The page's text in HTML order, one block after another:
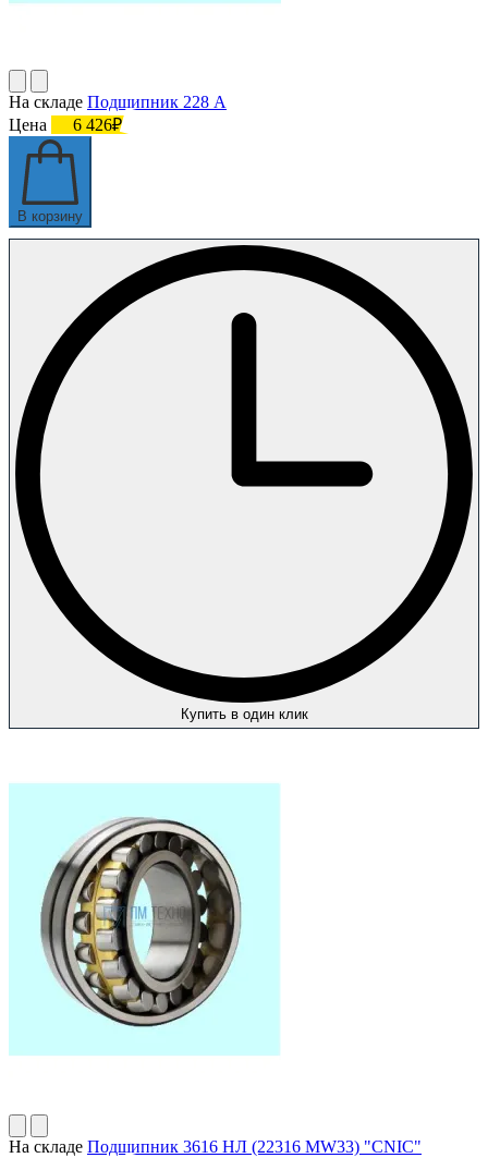
На складе Подшипник 228 А
Цена
6 426₽
В корзину
Купить в один клик
На складе Подшипник 3616 НЛ (22316 MW33) "CNIC"